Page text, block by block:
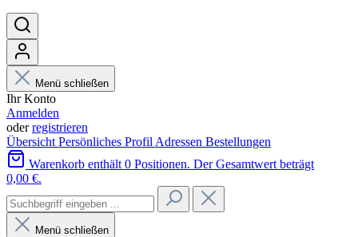
Menü schließen
Ihr Konto
Anmelden
oderregistrieren
Übersicht Persönliches Profil Adressen Bestellungen
Warenkorb enthält 0 Positionen. Der Gesamtwert beträgt
0,00 €.
Menü schließen